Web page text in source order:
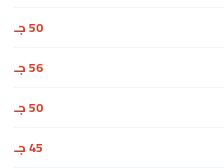
50 جـ
56 جـ
50 جـ
45 جـ